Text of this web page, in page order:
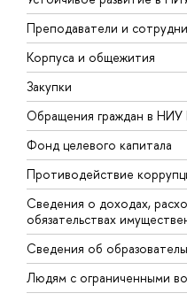
Преподаватели и
Корпуса и общежития
Закупки
Обращения граждан в
Фонд целевого капитала
Противодействие
Сведения о доходах,
обязательствах
Сведения об
Людям с ограниченными